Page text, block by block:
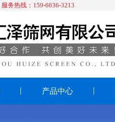
服务热线：159-6636-3213
产品中心